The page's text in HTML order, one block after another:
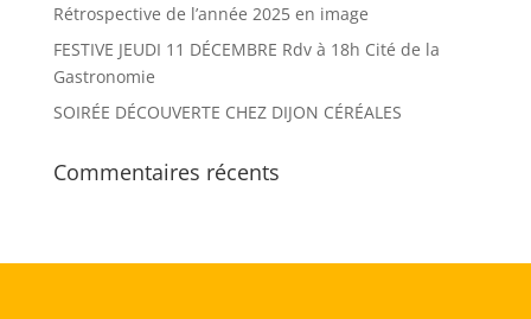
Rétrospective de l’année 2025 en image
FESTIVE JEUDI 11 DÉCEMBRE Rdv à 18h Cité de la
Gastronomie
SOIRÉE DÉCOUVERTE CHEZ DIJON CÉRÉALES
Commentaires récents